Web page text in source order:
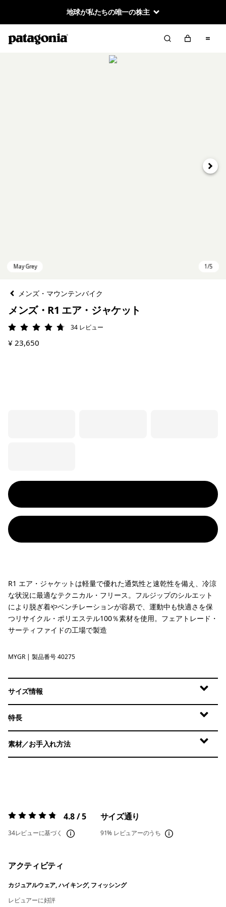
地球が私たちの唯一の株主
次へ
メンズ・マウンテンバイク
メンズ・R1 エア・ジャケット
評価: 4.8 / 5
34 レビュー
¥ 23,650
R1 エア・ジャケットは軽量で優れた通気性と速乾性を備え、冷涼
な状況に最適なテクニカル・フリース。フルジップのシルエット
により脱ぎ着やベンチレーションが容易で、運動中も快適さを保
つリサイクル・ポリエステル100％素材を使用。フェアトレード・
サーティファイドの工場で製造
May Grey
MYGR | 製品番号 40275
サイズ情報
特長
素材／お手入れ方法
評価:4.8 / 5 4.8 / 5
34レビューに基づく
サイズ通り
91% レビュアーのうち
アクティビティ
カジュアルウェア, ハイキング, フィッシング
レビュアーに好評